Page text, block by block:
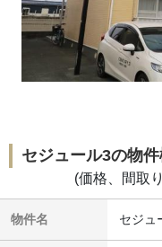
セジュール3の物
(価格、間取
物件名 セジュ